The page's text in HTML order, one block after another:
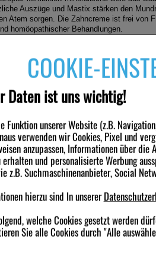
COOKIE-
Daten ist uns wichtig!
Funktion unserer Website (z.B.
verwenden wir Cookies, Pixel und
anzupassen, Informationen über
und personalisierte Werbung
z.B. Suchmaschinenanbieter, Social
hierzu sind In unserer
welche Cookies gesetzt werden
Sie alle Cookies durch "Alle
Auszüge und Mastix stärken den
Atem sorgen. Die Zahncreme ist frei von
homöopathischer Behandlungen.
die Zähne etwa 3 Minuten in
Reinigung mit natürlichen
das Zahnfleisch und beugt
Fluoride, Tenside, Menthol und
während homöopathischer Behandlung
mineralischer Sole und Meersalz
Aqua, Calcium Carbonate, Aqua, Sorbitol,
Limonene*, Citral*, Linalool*, Hamamelis
Helianthus Annuus Seed Oil,
haben ebenfalls folgende